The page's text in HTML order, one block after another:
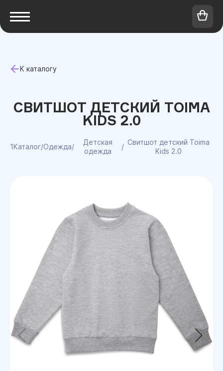
К каталогу
СВИТШОТ ДЕТСКИЙ TOIMA
KIDS 2.0
1Каталог/Одежда/
Детская
одежда
/
Свитшот детский Toima
Kids 2.0